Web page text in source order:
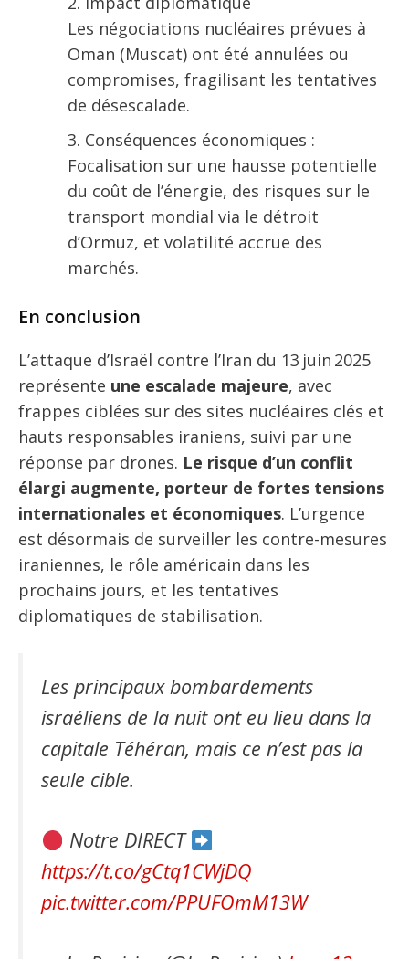
Les négociations nucléaires prévues à
Oman (Muscat) ont été annulées ou
compromises, fragilisant les tentatives
de désescalade.
Conséquences économiques :
Focalisation sur une hausse potentielle
du coût de l’énergie, des risques sur le
transport mondial via le détroit
d’Ormuz, et volatilité accrue des
marchés.
En conclusion
L’attaque d’Israël contre l’Iran du 13 juin 2025
représente une escalade majeure, avec
frappes ciblées sur des sites nucléaires clés et
hauts responsables iraniens, suivi par une
réponse par drones. Le risque d’un conflit
élargi augmente, porteur de fortes tensions
internationales et économiques. L’urgence
est désormais de surveiller les contre-mesures
iraniennes, le rôle américain dans les
prochains jours, et les tentatives
diplomatiques de stabilisation.
Les principaux bombardements
israéliens de la nuit ont eu lieu dans la
capitale Téhéran, mais ce n’est pas la
seule cible.
Notre DIRECT
https://t.co/gCtq1CWjDQ
pic.twitter.com/PPUFOmM13W